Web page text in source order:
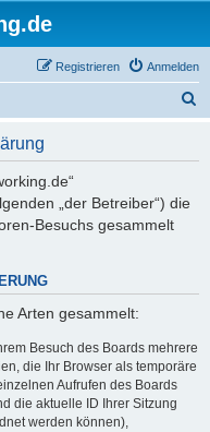
Anmelden
Registrieren
„der Betreiber“) die
Besuchs gesammelt
Arten gesammelt:
Besuch des Boards mehrere
die Ihr Browser als temporäre
Aufrufen des Boards
die aktuelle ID Ihrer Sitzung
werden können),